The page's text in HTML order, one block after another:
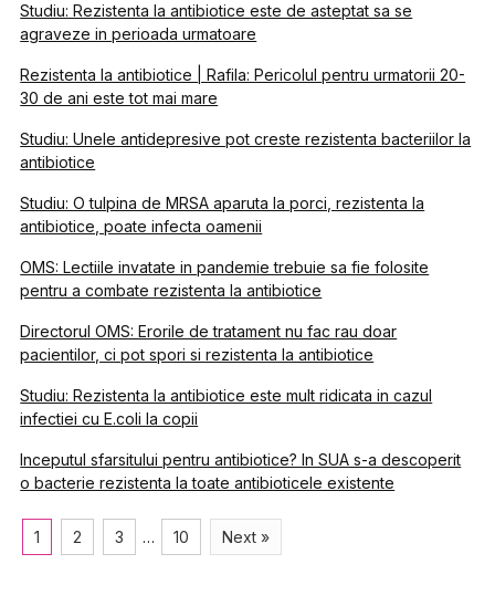
Studiu: Rezistenta la antibiotice este de asteptat sa se
agraveze in perioada urmatoare
Rezistenta la antibiotice | Rafila: Pericolul pentru urmatorii 20-
30 de ani este tot mai mare
Studiu: Unele antidepresive pot creste rezistenta bacteriilor la
antibiotice
Studiu: O tulpina de MRSA aparuta la porci, rezistenta la
antibiotice, poate infecta oamenii
OMS: Lectiile invatate in pandemie trebuie sa fie folosite
pentru a combate rezistenta la antibiotice
Directorul OMS: Erorile de tratament nu fac rau doar
pacientilor, ci pot spori si rezistenta la antibiotice
Studiu: Rezistenta la antibiotice este mult ridicata in cazul
infectiei cu E.coli la copii
Inceputul sfarsitului pentru antibiotice? In SUA s-a descoperit
o bacterie rezistenta la toate antibioticele existente
1 2 3 … 10 Next »